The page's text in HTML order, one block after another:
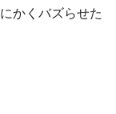
かくバズらせた